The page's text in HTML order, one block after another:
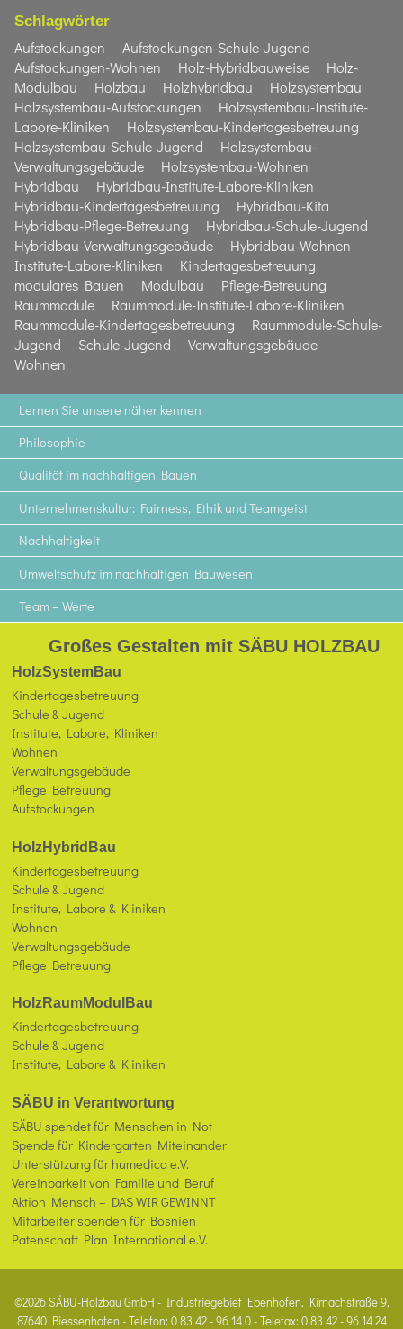
Schlagwörter
Aufstockungen
Aufstockungen-Schule-Jugend
Aufstockungen-Wohnen
Holz-Hybridbauweise
Holz-
Modulbau
Holzbau Holzhybridbau
Holzsystembau
Holzsystembau-Aufstockungen
Holzsystembau-Institute-
Labore-Kliniken
Holzsystembau-Kindertagesbetreuung
Holzsystembau-Schule-Jugend
Holzsystembau-
Verwaltungsgebäude
Holzsystembau-Wohnen
Hybridbau
Hybridbau-Institute-Labore-Kliniken
Hybridbau-Kindertagesbetreuung
Hybridbau-Kita
Hybridbau-Pflege-Betreuung
Hybridbau-Schule-Jugend
Hybridbau-Verwaltungsgebäude
Hybridbau-Wohnen
Institute-Labore-Kliniken
Kindertagesbetreuung
modulares Bauen
Modulbau
Pflege-Betreuung
Raummodule
Raummodule-Institute-Labore-Kliniken
Raummodule-Kindertagesbetreuung
Raummodule-Schule-
Jugend
Schule-Jugend
Verwaltungsgebäude
Wohnen
Lernen Sie unsere näher kennen
Philosophie
Qualität im nachhaltigen Bauen
Unternehmenskultur: Fairness, Ethik und Teamgeist
Nachhaltigkeit
Umweltschutz im nachhaltigen Bauwesen
Team – Werte
Großes Gestalten mit SÄBU HOLZBAU
HolzSystemBau
Kindertagesbetreuung
Schule & Jugend
Institute, Labore, Kliniken
Wohnen
Verwaltungsgebäude
Pflege Betreuung
Aufstockungen
HolzHybridBau
Kindertagesbetreuung
Schule & Jugend
Institute, Labore & Kliniken
Wohnen
Verwaltungsgebäude
Pflege Betreuung
HolzRaumModulBau
Kindertagesbetreuung
Schule & Jugend
Institute, Labore & Kliniken
SÄBU in Verantwortung
SÄBU spendet für Menschen in Not
Spende für Kindergarten Miteinander
Unterstützung für humedica e.V.
Vereinbarkeit von Familie und Beruf
Aktion Mensch – DAS WIR GEWINNT
Mitarbeiter spenden für Bosnien
Patenschaft Plan International e.V.
©2026 SÄBU-Holzbau GmbH - Industriegebiet Ebenhofen, Kirnachstraße 9,
87640 Biessenhofen - Telefon: 0 83 42 - 96 14 0 - Telefax: 0 83 42 - 96 14 24